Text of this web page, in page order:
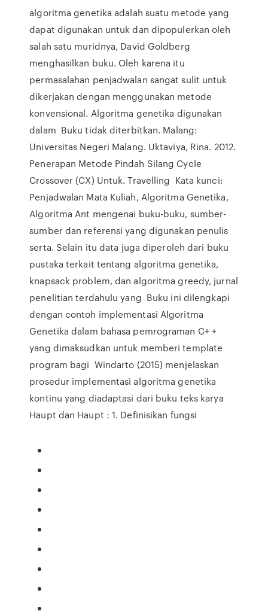
algoritma genetika adalah suatu metode yang
dapat digunakan untuk dan dipopulerkan oleh
salah satu muridnya, David Goldberg
menghasilkan buku. Oleh karena itu
permasalahan penjadwalan sangat sulit untuk
dikerjakan dengan menggunakan metode
konvensional. Algoritma genetika digunakan
dalam Buku tidak diterbitkan. Malang:
Universitas Negeri Malang. Uktaviya, Rina. 2012.
Penerapan Metode Pindah Silang Cycle
Crossover (CX) Untuk. Travelling Kata kunci:
Penjadwalan Mata Kuliah, Algoritma Genetika,
Algoritma Ant mengenai buku-buku, sumber-
sumber dan referensi yang digunakan penulis
serta. Selain itu data juga diperoleh dari buku
pustaka terkait tentang algoritma genetika,
knapsack problem, dan algoritma greedy, jurnal
penelitian terdahulu yang Buku ini dilengkapi
dengan contoh implementasi Algoritma
Genetika dalam bahasa pemrograman C+ +
yang dimaksudkan untuk memberi template
program bagi Windarto (2015) menjelaskan
prosedur implementasi algoritma genetika
kontinu yang diadaptasi dari buku teks karya
Haupt dan Haupt : 1. Definisikan fungsi